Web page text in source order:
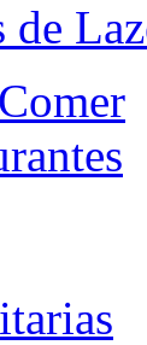
de